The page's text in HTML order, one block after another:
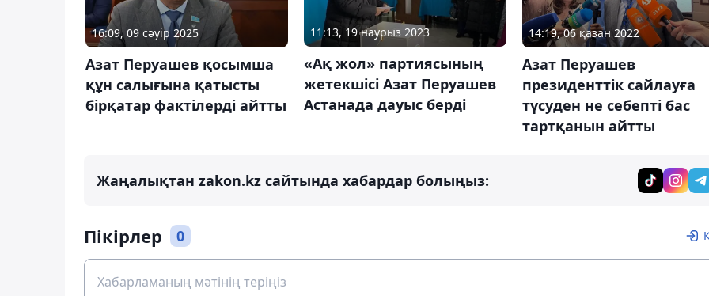
16:09, 09 сәуір 2025
Азат Перуашев қосымша
құн салығына қатысты
бірқатар фактілерді айтты
11:13, 19 наурыз 2023
«Ақ жол» партиясының
жетекшісі Азат Перуашев
Астанада дауыс берді
14:19, 06 қазан 2022
Азат Перуашев
президенттік сайлауға
түсуден не себепті бас
тартқанын айтты
Жаңалықтан zakon.kz сайтында хабардар болыңыз:
Пікірлер 0